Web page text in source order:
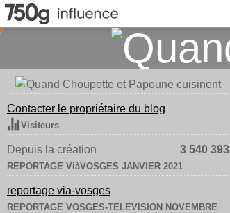
Contacter le propriétaire du blog
Visiteurs
Depuis la création 3 540 393
REPORTAGE ViàVOSGES JANVIER 2021
reportage via-vosges
REPORTAGE VOSGES-TELEVISION NOVEMBRE